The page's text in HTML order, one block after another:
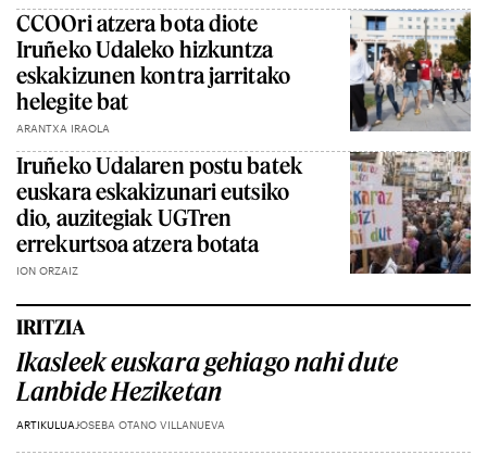
CCOOri atzera bota diote
Iruñeko Udaleko hizkuntza
eskakizunen kontra jarritako
helegite bat
ARANTXA IRAOLA
Iruñeko Udalaren postu batek
euskara eskakizunari eutsiko
dio, auzitegiak UGTren
errekurtsoa atzera botata
ION ORZAIZ
IRITZIA
Ikasleek euskara gehiago nahi dute
Lanbide Heziketan
ARTIKULUA JOSEBA OTANO VILLANUEVA